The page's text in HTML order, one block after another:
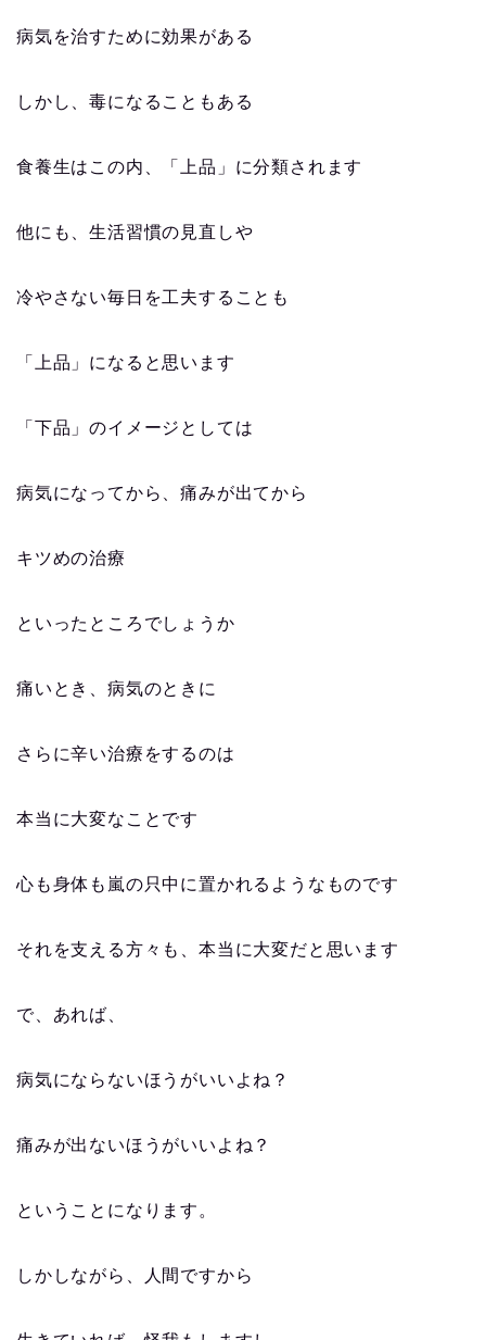
病気を治すために効果がある
しかし、毒になることもある
食養生はこの内、「上品」に分類されます
他にも、生活習慣の見直しや
冷やさない毎日を工夫することも
「上品」になると思います
「下品」のイメージとしては
病気になってから、痛みが出てから
キツめの治療
といったところでしょうか
痛いとき、病気のときに
さらに辛い治療をするのは
本当に大変なことです
心も身体も嵐の只中に置かれるようなものです
それを支える方々も、本当に大変だと思います
で、あれば、
病気にならないほうがいいよね？
痛みが出ないほうがいいよね？
ということになります。
しかしながら、人間ですから